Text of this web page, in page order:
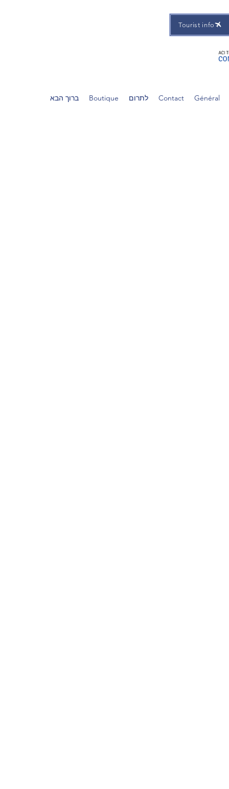
Tourist info
ברוך הבא Boutique לתרום Contact Général